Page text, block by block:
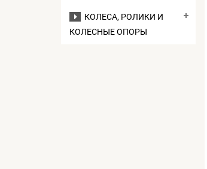
КОЛЕСА, РОЛИКИ И
КОЛЕСНЫЕ ОПОРЫ